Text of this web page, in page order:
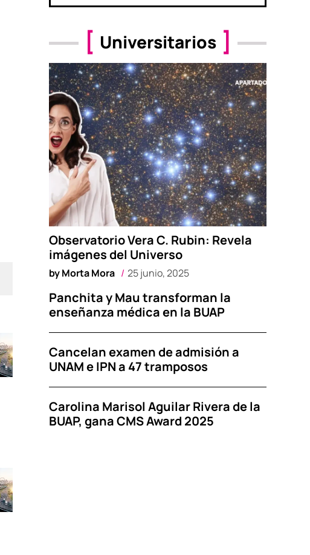
Universitarios
Observatorio Vera C. Rubin: Revela
imágenes del Universo
byMorta Mora 25 junio, 2025
Panchita y Mau transforman la
enseñanza médica en la BUAP
Cancelan examen de admisión a
UNAM e IPN a 47 tramposos
Carolina Marisol Aguilar Rivera de la
BUAP, gana CMS Award 2025